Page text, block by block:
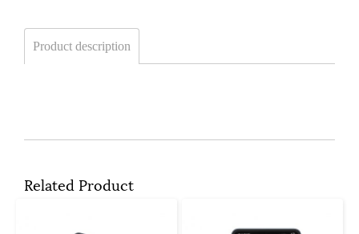
Product description
Related Product